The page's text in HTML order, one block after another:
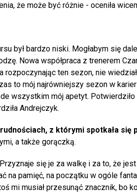
że może być różnie - oceniła
był bardzo niski. Mogłabym się
Nowa współpraca z trenerem
ten sezon, nie
to mój najrówniejszy sezon w
wszystkim mój apetyt.
Andrejczyk.
z którymi spotkała się
a także gorączką.
się je za walkę i za to, że
na pamięć, na początku w ogóle
mi musiał przesunąć znacznik, bo